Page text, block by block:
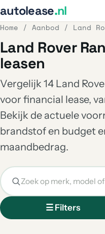
autolease.nl
Home / Aanbod / Land
Land Rover
leasen
Vergelijk 14 Land
voor financial lease,
Bekijk de actuele
brandstof en budget
maandbedrag.
☰ Filters